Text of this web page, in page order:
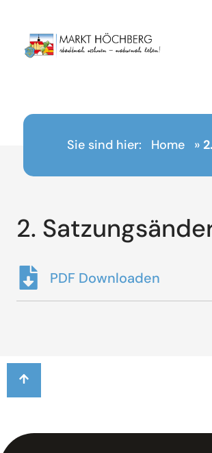
Sie sind hier: Home »
2.
PDF Downloaden